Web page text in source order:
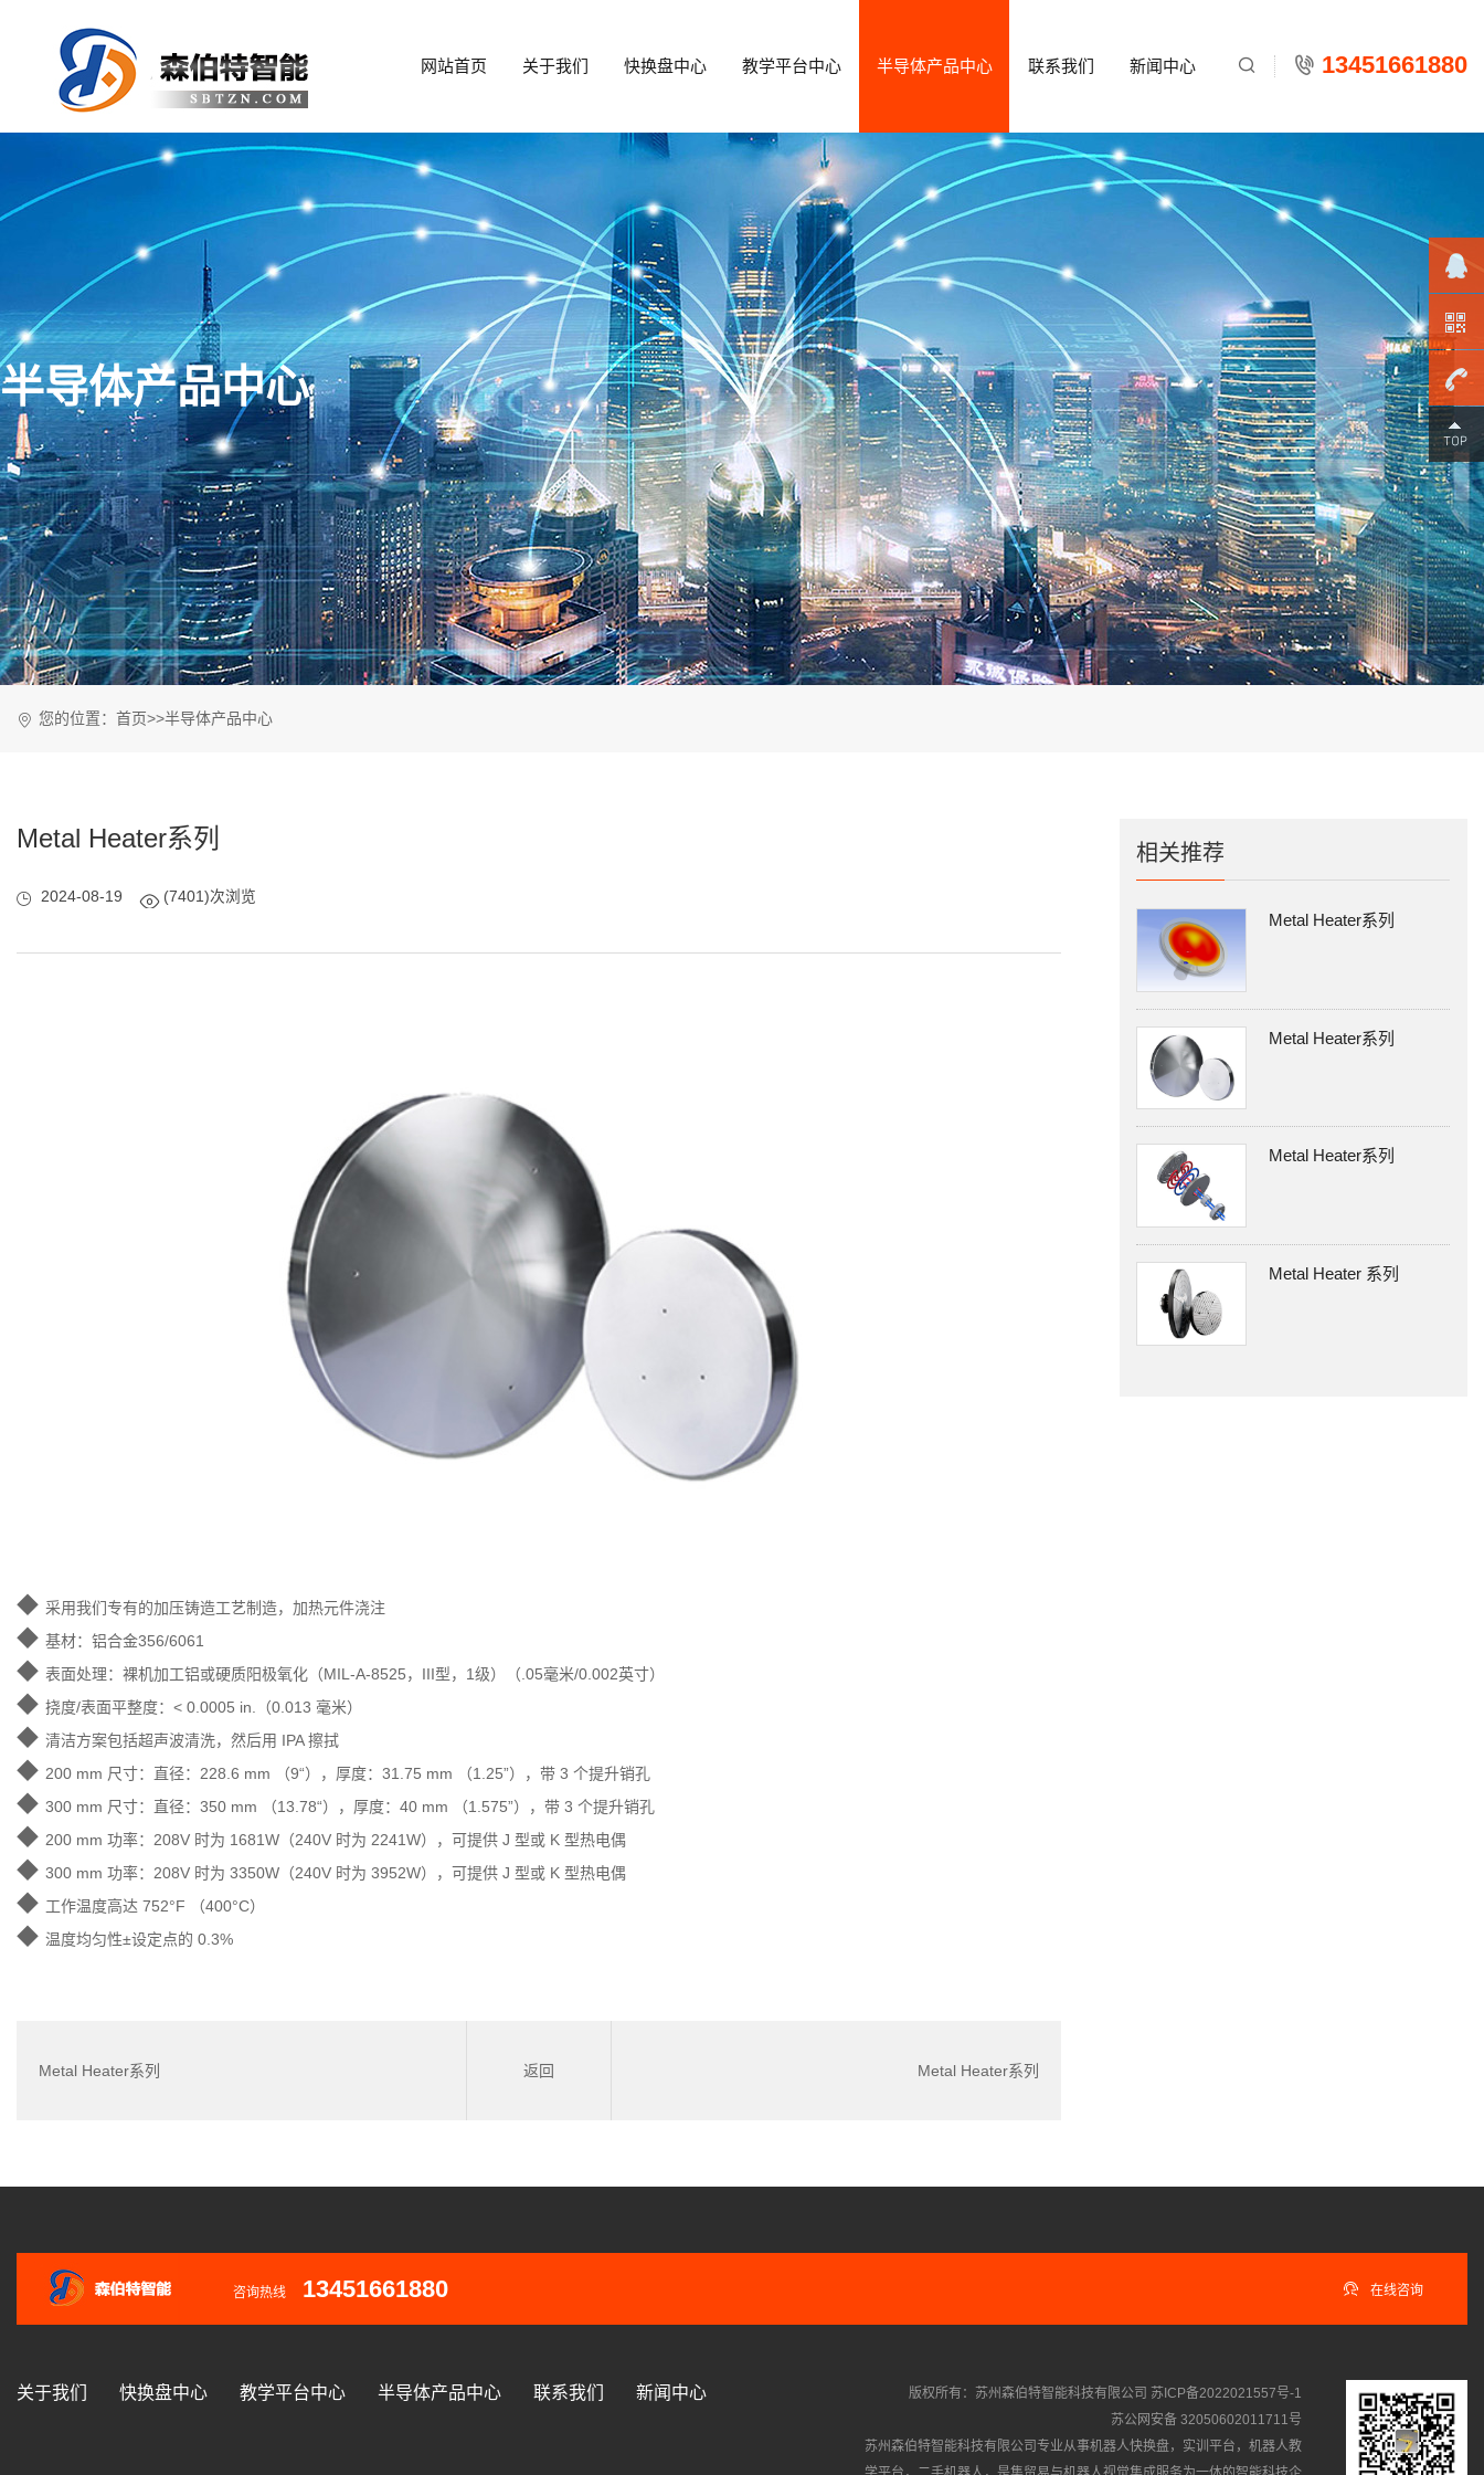
网站首页 关于我们 快换盘中心 教学平台中心 半导体产品中心 联系我们 新闻中心  13451661880
半导体产品中心
您的位置： 首页>>半导体产品中心
Metal Heater系列
2024-08-19 (7401)次浏览
◆ 采用我们专有的加压铸造工艺制造，加热元件浇注
◆ 基材：铝合金356/6061
◆ 表面处理：裸机加工铝或硬质阳极氧化（MIL-A-8525，III型，1级）（.05毫米/0.002英寸）
◆ 挠度/表面平整度：< 0.0005 in.（0.013 毫米）
◆ 清洁方案包括超声波清洗，然后用 IPA 擦拭
◆ 200 mm 尺寸：直径：228.6 mm （9“），厚度：31.75 mm （1.25”），带 3 个提升销孔
◆ 300 mm 尺寸：直径：350 mm （13.78“），厚度：40 mm （1.575”），带 3 个提升销孔
◆ 200 mm 功率：208V 时为 1681W（240V 时为 2241W），可提供 J 型或 K 型热电偶
◆ 300 mm 功率：208V 时为 3350W（240V 时为 3952W），可提供 J 型或 K 型热电偶
◆ 工作温度高达 752°F （400°C）
◆ 温度均匀性±设定点的 0.3%
Metal Heater系列 Metal Heater系列
返回
相关推荐
Metal Heater系列
Metal Heater系列
Metal Heater系列
Metal Heater 系列
咨询热线 13451661880  在线咨询
关于我们 快换盘中心 教学平台中心 半导体产品中心 联系我们 新闻中心 版权所有：苏州森伯特智能科技有限公司 苏ICP备2022021557号-1
苏公网安备 32050602011711号
苏州森伯特智能科技有限公司专业从事机器人快换盘， 实训平台 ， 机器人教